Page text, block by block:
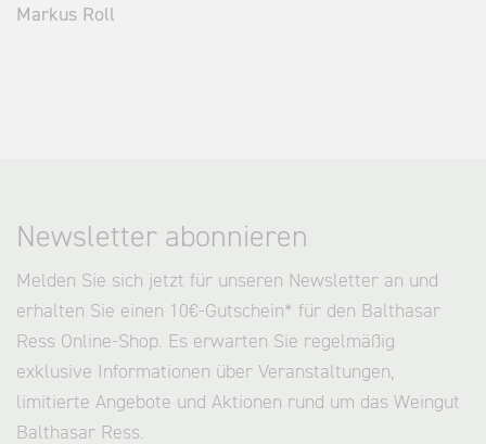
Markus Roll
Newsletter abonnieren
Melden Sie sich jetzt für unseren Newsletter an und
erhalten Sie einen 10€-Gutschein* für den Balthasar
Ress Online-Shop. Es erwarten Sie regelmäßig
exklusive Informationen über Veranstaltungen,
limitierte Angebote und Aktionen rund um das Weingut
Balthasar Ress.